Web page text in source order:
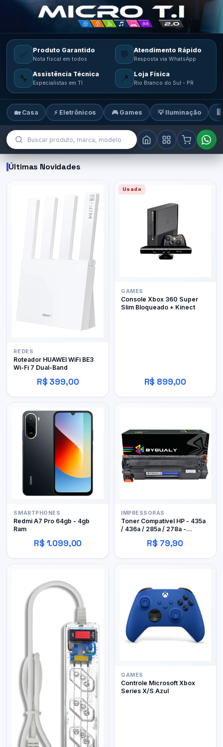
✅ Produto Garantido
Nota fiscal em todos 💬 Atendimento Rápido
Resposta via WhatsApp
🔧 Assistência Técnica
Especialistas em TI 📍 Loja Física
Rio Branco do Sul - PR
🏡 Casa ⚡ Eletrônicos 🎮 Games 💡 Iluminação 🖥️
MicroTi — Sua loja de
Últimas Novidades
REDES
Roteador HUAWEI WiFi BE3
Wi-Fi 7 Dual-Band
R$ 399,00
Usado
GAMES
Console Xbox 360 Super
Slim Bloqueado + Kinect
R$ 899,00
SMARTPHONES
Redmi A7 Pro 64gb - 4gb
Ram
R$ 1.099,00
IMPRESSORAS
Toner Compatível HP - 435a
/ 436a / 285a / 278a -
R$ 79,90
GAMES
Controle Microsoft Xbox
Series X/S Azul